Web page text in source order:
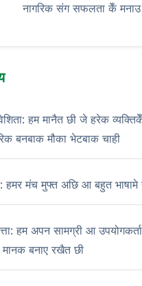
नागरिक संग सफलता केँ
हम मानैत छी जे हरेक
बनबाक मौका भेटबाक चाही
हमर मंच मुफ्त अछि आ बहुत भाषामे
हम अपन सामग्री आ
बनाए रखैत छी